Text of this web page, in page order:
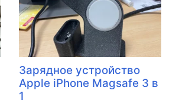
Зарядное устройство
Apple iPhone Magsafe 3 в
1